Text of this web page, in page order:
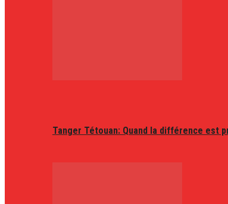
Tanger Tétouan: Quand la différence est